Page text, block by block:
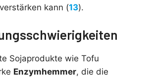
kann (13).
Sojaprodukte wie Tofu
Enzymhemmer, die die